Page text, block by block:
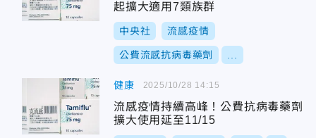
起擴大適用7類族群
中央社 流感疫情
公費流感抗病毒藥劑
健康
流感疫情持續高峰！公費抗病毒藥劑
擴大使用延至11/15
2025/10/28 14:15